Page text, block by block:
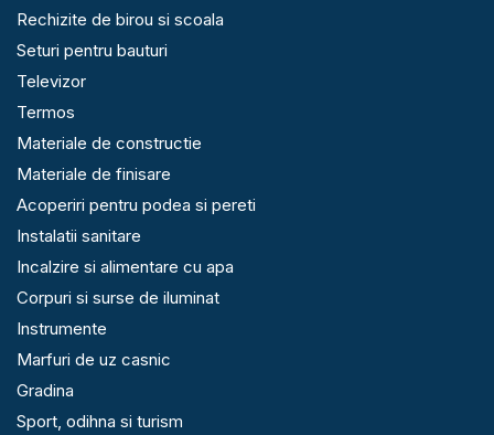
Rechizite de birou si scoala
Seturi pentru bauturi
Televizor
Termos
Materiale de constructie
Materiale de finisare
Acoperiri pentru podea si pereti
Instalatii sanitare
Incalzire si alimentare cu apa
Corpuri si surse de iluminat
Instrumente
Marfuri de uz casnic
Gradina
Sport, odihna si turism